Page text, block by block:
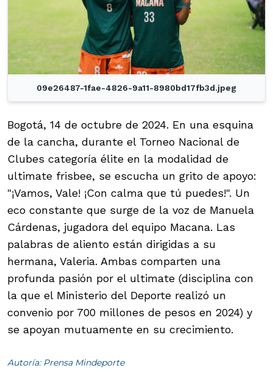
09e26487-1fae-4826-9a11-8980bd17fb3d.jpeg
Bogotá, 14 de octubre de 2024. En una esquina
de la cancha, durante el Torneo Nacional de
Clubes categoría élite en la modalidad de
ultimate frisbee, se escucha un grito de apoyo:
"¡Vamos, Vale! ¡Con calma que tú puedes!". Un
eco constante que surge de la voz de Manuela
Cárdenas, jugadora del equipo Macana. Las
palabras de aliento están dirigidas a su
hermana, Valeria. Ambas comparten una
profunda pasión por el ultimate (disciplina con
la que el Ministerio del Deporte realizó un
convenio por 700 millones de pesos en 2024) y
se apoyan mutuamente en su crecimiento.
Autoría: Prensa Mindeporte